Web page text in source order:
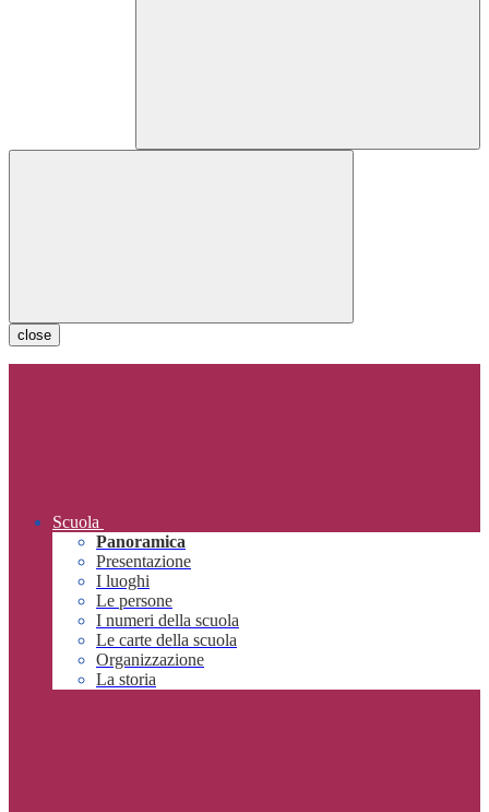
close
Scuola
Panoramica
Presentazione
I luoghi
Le persone
I numeri della scuola
Le carte della scuola
Organizzazione
La storia